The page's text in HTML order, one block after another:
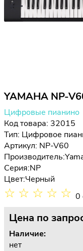
YAMAHA NP-
Цифровые пианино
Код товара: 32015
Тип: Цифровое
Артикул: NP-V60
Производитель:
Серия:NP
Цвет:Черный
☆ ☆ ☆ ☆ ☆ 0
Цена по
Наличие:
нет